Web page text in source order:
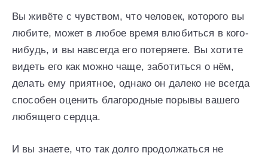
Вы живёте с чувством, что человек, которого вы
любите, может в любое время влюбиться в кого-
нибудь, и вы навсегда его потеряете. Вы хотите
видеть его как можно чаще, заботиться о нём,
делать ему приятное, однако он далеко не всегда
способен оценить благородные порывы вашего
любящего сердца.
И вы знаете, что так долго продолжаться не